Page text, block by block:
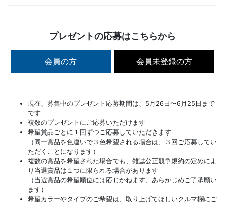
プレゼントの応募はこちらから
会員の方 会員未登録の方
現在、募集中のプレゼント応募期間は、5月26日〜6月25日まで
です
複数のプレゼントにご応募いただけます
希望賞品ごとに１回ずつご応募していただきます
（同一賞品を色違いで３色希望される場合は、３回ご応募してい
ただくことになります）
複数の賞品を希望された場合でも、雑誌公正競争規約の定めによ
り当選賞品は１つに限られる場合があります
（当選賞品の希望順位には応じかねます、あらかじめご了承願い
ます）
希望カラーやタイプのご希望は、取り上げてほしいクルマ欄にご